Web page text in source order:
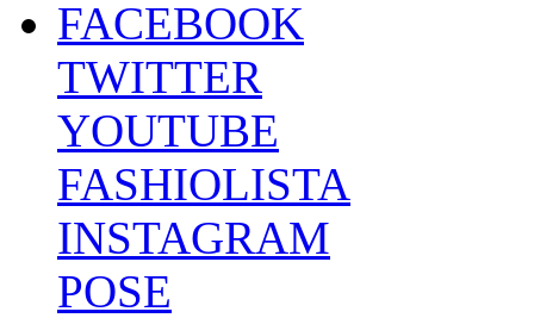
FACEBOOK
TWITTER
YOUTUBE
FASHIOLISTA
INSTAGRAM
POSE